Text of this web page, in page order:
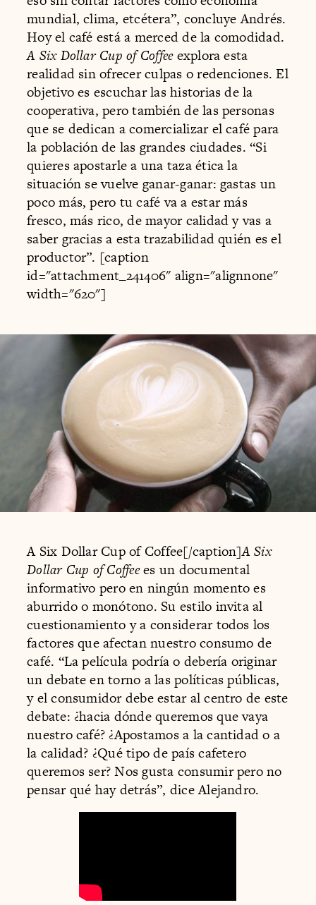
mundial, clima, etcétera”, concluye Andrés.
Hoy el café está a merced de la comodidad.
A Six Dollar Cup of Coffeeexplora esta
realidad sin ofrecer culpas o redenciones. El
objetivo es escuchar las historias de la
cooperativa, pero también de las personas
que se dedican a comercializar el café para
la población de las grandes ciudades. “Si
quieres apostarle a una taza ética la
situación se vuelve ganar-ganar: gastas un
poco más, pero tu café va a estar más
fresco, más rico, de mayor calidad y vas a
saber gracias a esta trazabilidad quién es el
productor”. [caption
id="attachment_241406" align="alignnone"
width="620"]
A Six Dollar Cup of Coffee[/caption]A Six
Dollar Cup of Coffeees un documental
informativo pero en ningún momento es
aburrido o monótono. Su estilo invita al
cuestionamiento y a considerar todos los
factores que afectan nuestro consumo de
café. “La película podría o debería originar
un debate en torno a las políticas públicas,
y el consumidor debe estar al centro de este
debate: ¿hacia dónde queremos que vaya
nuestro café? ¿Apostamos a la cantidad o a
la calidad? ¿Qué tipo de país cafetero
queremos ser? Nos gusta consumir pero no
pensar qué hay detrás”, dice Alejandro.